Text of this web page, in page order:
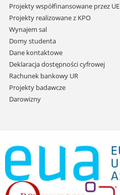
Projekty współfinansowane przez UE
Projekty realizowane z KPO
Wynajem sal
Domy studenta
Dane kontaktowe
Deklaracja dostępności cyfrowej
Rachunek bankowy UR
Projekty badawcze
Darowizny